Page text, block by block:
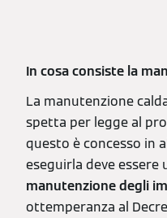
In cosa consiste la
La manutenzione
spetta per legge al
questo è concesso in
eseguirla deve essere
manutenzione degli
ottemperanza al